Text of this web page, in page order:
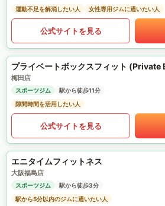
運動不足を解消したい人
女性専用ジムに通いたい人
公式サイトを見る
梅田店
スポーツジム
駅から徒歩11分
隙間時間を活用したい人
公式サイトを見る
エニタイムフィットネス
大阪福島店
スポーツジム
駅から徒歩3分
駅から5分以内のジムに通いたい人